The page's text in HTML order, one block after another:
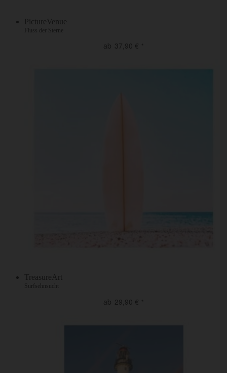
PictureVenue
Fluss der Sterne
ab 37,90 €
TreasureArt
Surfsehnsucht
ab 29,90 €